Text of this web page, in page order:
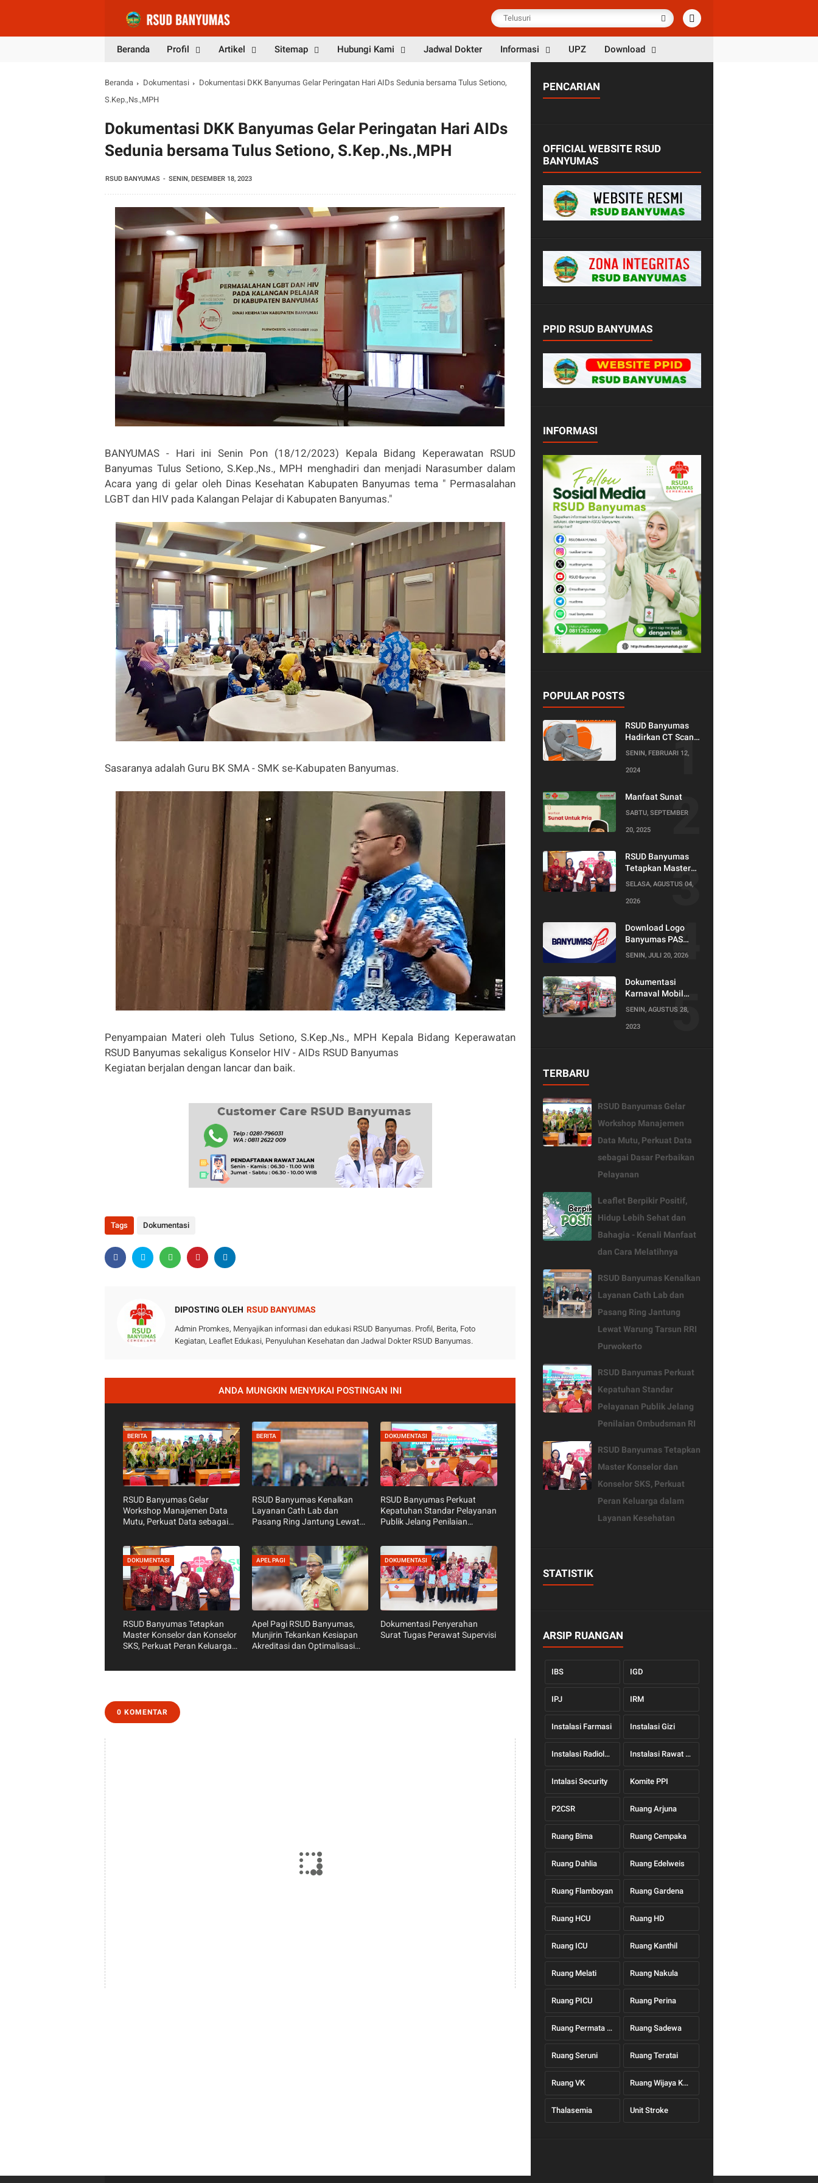
Beranda Profil Artikel Sitemap Hubungi Kami Jadwal Dokter Informasi UPZ Download
Beranda Dokumentasi
Dokumentasi DKK Banyumas Gelar Peringatan Hari AIDs Sedunia bersama Tulus Setiono,
S.Kep.,Ns.,MPH
Dokumentasi DKK Banyumas Gelar Peringatan Hari AIDs
Sedunia bersama Tulus Setiono, S.Kep.,Ns.,MPH
RSUD BANYUMAS SENIN, DESEMBER 18, 2023
BANYUMAS - Hari ini Senin Pon (18/12/2023) Kepala Bidang Keperawatan RSUD
Banyumas Tulus Setiono, S.Kep.,Ns., MPH menghadiri dan menjadi Narasumber dalam
Acara yang di gelar oleh Dinas Kesehatan Kabupaten Banyumas tema " Permasalahan
LGBT dan HIV pada Kalangan Pelajar di Kabupaten Banyumas."
Sasaranya adalah Guru BK SMA - SMK se-Kabupaten Banyumas.
Penyampaian Materi oleh Tulus Setiono, S.Kep.,Ns., MPH Kepala Bidang Keperawatan
RSUD Banyumas sekaligus Konselor HIV - AIDs RSUD Banyumas
Kegiatan berjalan dengan lancar dan baik.
Tags Dokumentasi
DIPOSTING OLEH RSUD BANYUMAS
Admin Promkes, Menyajikan informasi dan edukasi RSUD Banyumas. Profil, Berita, Foto
Kegiatan, Leaflet Edukasi, Penyuluhan Kesehatan dan Jadwal Dokter RSUD Banyumas.
ANDA MUNGKIN MENYUKAI POSTINGAN INI
BERITA
RSUD Banyumas Gelar
Workshop Manajemen Data
Mutu, Perkuat Data sebagai
BERITA
RSUD Banyumas Kenalkan
Layanan Cath Lab dan
Pasang Ring Jantung Lewat
DOKUMENTASI
RSUD Banyumas Perkuat
Kepatuhan Standar Pelayanan
Publik Jelang Penilaian
DOKUMENTASI
RSUD Banyumas Tetapkan
Master Konselor dan Konselor
SKS, Perkuat Peran Keluarga
APEL PAGI
Apel Pagi RSUD Banyumas,
Munjirin Tekankan Kesiapan
Akreditasi dan Optimalisasi
DOKUMENTASI
Dokumentasi Penyerahan
Surat Tugas Perawat Supervisi
0 KOMENTAR
PENCARIAN
OFFICIAL WEBSITE RSUD
BANYUMAS
PPID RSUD BANYUMAS
INFORMASI
POPULAR POSTS
RSUD Banyumas
Hadirkan CT Scan
128 Slice!
untuk Pemeriksaan
Nyaman dan
SENIN, FEBRUARI 12,
2024
Manfaat Sunat
SABTU, SEPTEMBER
20, 2025
RSUD Banyumas
Tetapkan Master
Konselor dan
Perkuat Peran
Layanan
Kesehatan
SELASA, AGUSTUS 04,
2026
Download Logo
Banyumas PAS
(Produktif Adil dan
SENIN, JULI 20, 2026
Dokumentasi
Karnaval Mobil
Hias Tahun 2023
SENIN, AGUSTUS 28,
2023
TERBARU
RSUD Banyumas Gelar
Workshop Manajemen
Data Mutu, Perkuat Data
sebagai Dasar Perbaikan
Pelayanan
Leaflet Berpikir Positif,
Hidup Lebih Sehat dan
Bahagia - Kenali Manfaat
dan Cara Melatihnya
RSUD Banyumas Kenalkan
Layanan Cath Lab dan
Pasang Ring Jantung
Lewat Warung Tarsun RRI
Purwokerto
RSUD Banyumas Perkuat
Kepatuhan Standar
Pelayanan Publik Jelang
Penilaian Ombudsman RI
RSUD Banyumas Tetapkan
Master Konselor dan
Konselor SKS, Perkuat
Peran Keluarga dalam
Layanan Kesehatan
STATISTIK
ARSIP RUANGAN
IBS IGD
IPJ IRM
Instalasi Farmasi Instalasi Gizi
Instalasi Radiologi Instalasi Rawat Jalan
Intalasi Security Komite PPI
P2CSR Ruang Arjuna
Ruang Bima Ruang Cempaka
Ruang Dahlia Ruang Edelweis
Ruang Flamboyan Ruang Gardena
Ruang HCU Ruang HD
Ruang ICU Ruang Kanthil
Ruang Melati Ruang Nakula
Ruang PICU Ruang Perina
Ruang Permata Hati Ruang Sadewa
Ruang Seruni Ruang Teratai
Ruang VK Ruang Wijaya Kusuma
Thalasemia Unit Stroke